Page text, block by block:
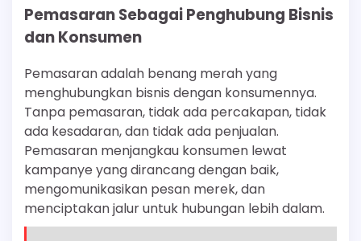
Pemasaran Sebagai Penghubung Bisnis
dan Konsumen
Pemasaran adalah benang merah yang
menghubungkan bisnis dengan konsumennya.
Tanpa pemasaran, tidak ada percakapan, tidak
ada kesadaran, dan tidak ada penjualan.
Pemasaran menjangkau konsumen lewat
kampanye yang dirancang dengan baik,
mengomunikasikan pesan merek, dan
menciptakan jalur untuk hubungan lebih dalam.